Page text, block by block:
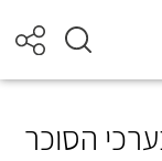
הסוכר